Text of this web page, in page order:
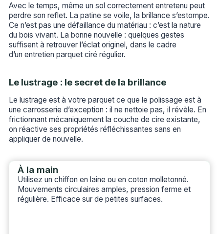
Avec le temps, même un sol correctement entretenu peut
perdre son reflet. La patine se voile, la brillance s’estompe.
Ce n’est pas une défaillance du matériau : c’est la nature
du bois vivant. La bonne nouvelle : quelques gestes
suffisent à retrouver l’éclat originel, dans le cadre
d’un entretien parquet ciré régulier.
Le lustrage : le secret de la brillance
Le lustrage est à votre parquet ce que le polissage est à
une carrosserie d’exception : il ne nettoie pas, il révèle. En
frictionnant mécaniquement la couche de cire existante,
on réactive ses propriétés réfléchissantes sans en
appliquer de nouvelle.
À la main
Utilisez un chiffon en laine ou en coton molletonné.
Mouvements circulaires amples, pression ferme et
régulière. Efficace sur de petites surfaces.